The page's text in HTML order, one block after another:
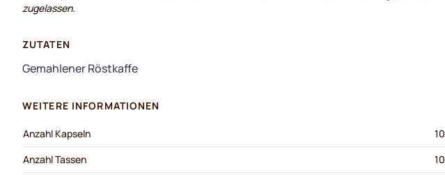
zugelassen.
ZUTATEN
Gemahlener Röstkaffe
WEITERE INFORMATIONEN
Anzahl Kapseln
10
Anzahl Tassen
10